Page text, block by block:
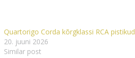
Quartorigo Corda kõrgklassi RCA pistikud
20. juuni 2026
Similar post